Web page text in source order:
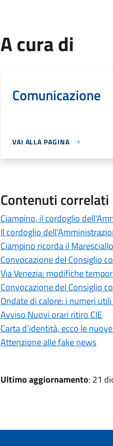
A cura di
Comunicazione
VAI ALLA PAGINA
Contenuti correlati
Ciampino, il cordoglio
Il cordoglio
Ciampino ricorda il
Convocazione del Consiglio
Via Venezia: modifiche
Convocazione del Consiglio
Ondate di calore: i numeri
Avviso Nuovi orari ritiro CIE
Carta d’identità, ecco le
Attenzione alle fake news
Ultimo aggiornamento: 21